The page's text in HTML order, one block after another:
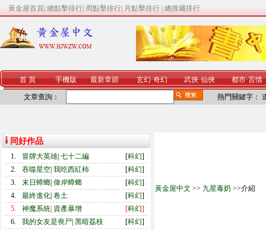
黃金屋首頁 總點擊排行 周點擊排行 月點擊排行 總搜藏排行
首 頁 手機版 最新章節 玄幻·奇幻 武俠·仙俠 都市·言情
文章查詢： 熱門關鍵字：
同好作品
1. 冒牌大英雄 七十二編 [科幻]
2.
吞噬星空 我吃西紅柿 [科幻]
3.
末日蟑螂 偉岸蟑螂 [科幻]
4.
最終進化 卷土 [科幻]
5.
神魔系統 資產暴增 [科幻]
6.
我的女友是喪尸 黑暗荔枝 [科幻]
黃金屋中文 >> 九星毒奶 >>介紹